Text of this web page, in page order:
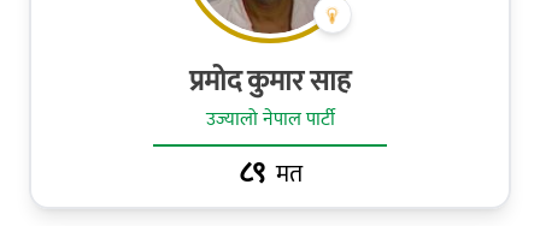
प्रमोद कुमार साह
उज्यालो नेपाल पार्टी
८९ मत